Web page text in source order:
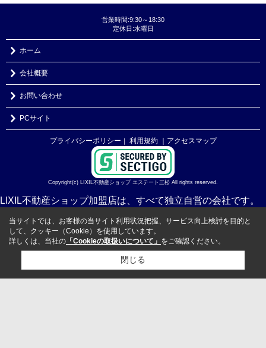
営業時間:9:30～18:30
定休日:水曜日
ホーム
会社概要
お問い合わせ
PCサイト
プライバシーポリシー 利用規約 ｜アクセスマップ
Copyright(c) LIXIL不動産ショップ エステート三松 All rights reserved.
LIXIL不動産ショップ加盟店は、すべて独立自営の会社です。
当サイトでは、お客様の当サイト利用状況把握、サービス向上検討を目的と
して、クッキー（Cookie）を使用しています。
詳しくは、当社の 「Cookieの取扱いについて」 をご確認ください。
閉じる